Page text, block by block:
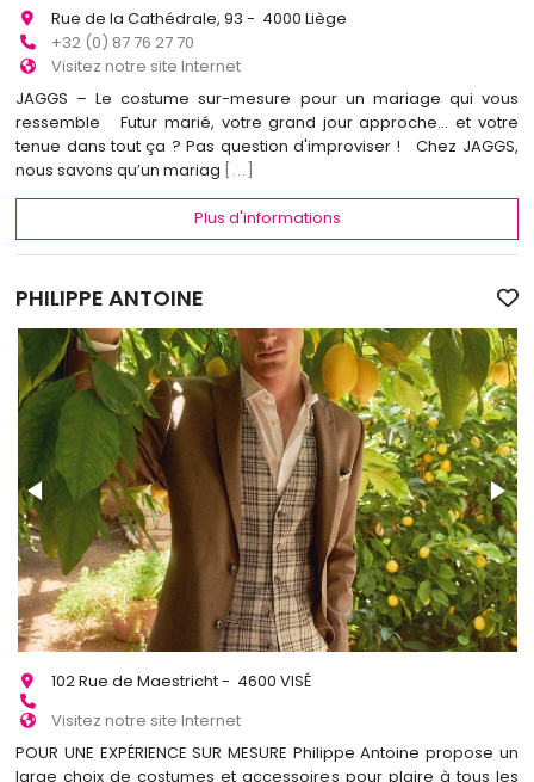
Rue de la Cathédrale, 93 - 4000 Liège
+32 (0) 87 76 27 70
Visitez notre site Internet
JAGGS – Le costume sur-mesure pour un mariage qui vous
ressemble Futur marié, votre grand jour approche… et votre
tenue dans tout ça ? Pas question d'improviser ! Chez JAGGS,
nous savons qu’un mariag [...]
Plus d'informations
PHILIPPE ANTOINE
102 Rue de Maestricht - 4600 VISÉ
Visitez notre site Internet
POUR UNE EXPÉRIENCE SUR MESURE Philippe Antoine propose un
large choix de costumes et accessoires pour plaire à tous les